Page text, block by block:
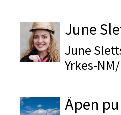
June
June
Yrkes-
Åpen